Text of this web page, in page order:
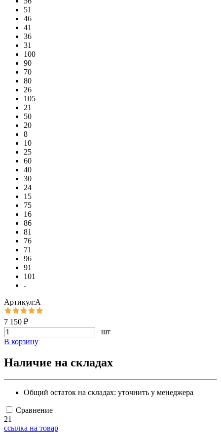
51
46
41
36
31
100
90
70
80
26
105
21
50
20
8
10
25
60
40
30
24
15
75
16
86
81
76
71
96
91
101
-
Артикул:А
7 150 ₽
шт
В корзину
Наличие на складах
Общий остаток на складах: уточнить у менеджера
Сравнение
21
ссылка на товар